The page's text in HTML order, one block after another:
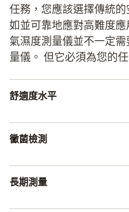
任務，您應該選擇傳統
如並可靠地應對高難度
氣濕度測量儀並不一定
量儀。 但它必須為您的
舒適度水平
和溫度是監測熱舒適度的決
黴菌檢測
行為 針對黴菌檢測，應使
長期測量